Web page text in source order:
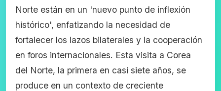
Norte están en un 'nuevo punto de inflexión
histórico', enfatizando la necesidad de
fortalecer los lazos bilaterales y la cooperación
en foros internacionales. Esta visita a Corea
del Norte, la primera en casi siete años, se
produce en un contexto de creciente